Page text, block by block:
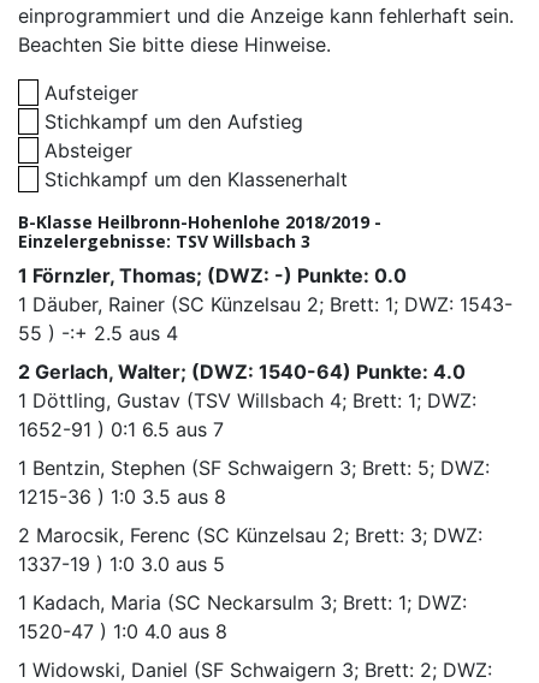
einprogrammiert und die Anzeige kann fehlerhaft sein.
Beachten Sie bitte diese Hinweise.
Aufsteiger
Stichkampf um den Aufstieg
Absteiger
Stichkampf um den Klassenerhalt
B-Klasse Heilbronn-Hohenlohe 2018/2019 -
Einzelergebnisse: TSV Willsbach 3
1 Förnzler, Thomas; (DWZ: -) Punkte: 0.0
1 Däuber, Rainer (SC Künzelsau 2; Brett: 1; DWZ: 1543-
55 ) -:+ 2.5 aus 4
2 Gerlach, Walter; (DWZ: 1540-64) Punkte: 4.0
1 Döttling, Gustav (TSV Willsbach 4; Brett: 1; DWZ:
1652-91 ) 0:1 6.5 aus 7
1 Bentzin, Stephen (SF Schwaigern 3; Brett: 5; DWZ:
1215-36 ) 1:0 3.5 aus 8
2 Marocsik, Ferenc (SC Künzelsau 2; Brett: 3; DWZ:
1337-19 ) 1:0 3.0 aus 5
1 Kadach, Maria (SC Neckarsulm 3; Brett: 1; DWZ:
1520-47 ) 1:0 4.0 aus 8
1 Widowski, Daniel (SF Schwaigern 3; Brett: 2; DWZ: